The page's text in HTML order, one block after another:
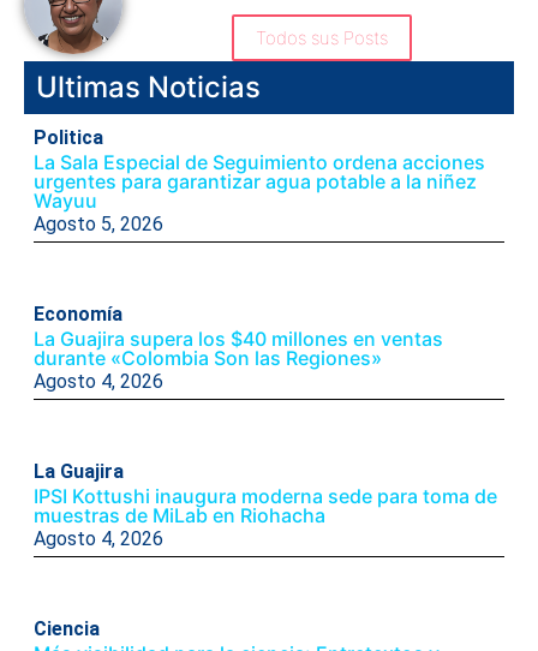
Todos sus Posts
Ultimas Noticias
Politica
La Sala Especial de Seguimiento ordena acciones
urgentes para garantizar agua potable a la niñez
Wayuu
Agosto 5, 2026
Economía
La Guajira supera los $40 millones en ventas
durante «Colombia Son las Regiones»
Agosto 4, 2026
La Guajira
IPSI Kottushi inaugura moderna sede para toma de
muestras de MiLab en Riohacha
Agosto 4, 2026
Ciencia